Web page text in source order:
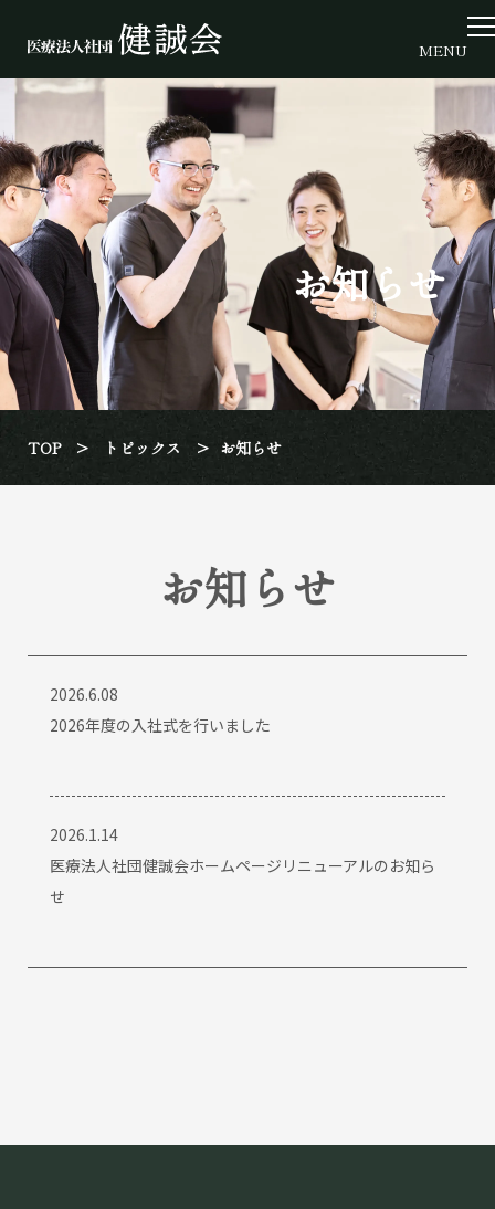
the
MENU
お知らせ
TOP > トピックス > お知らせ
お知らせ
2026年度の入社式を行いました
2026.6.08
医療法人社団健誠会ホームページリニューアルのお知ら
せ
2026.1.14